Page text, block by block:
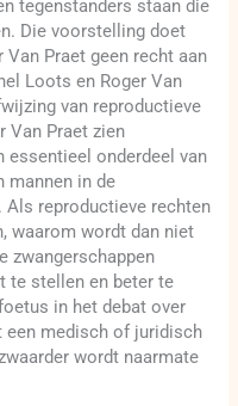
tegenstanders staan die
Die voorstelling doet
Praet geen recht aan
Loots en Roger Van
van reproductieve
Van Praet zien
essentieel onderdeel van
mannen in de
Als reproductieve rechten
waarom wordt dan niet
zwangerschappen
te stellen en beter te
in het debat over
een medisch of juridisch
wordt naarmate